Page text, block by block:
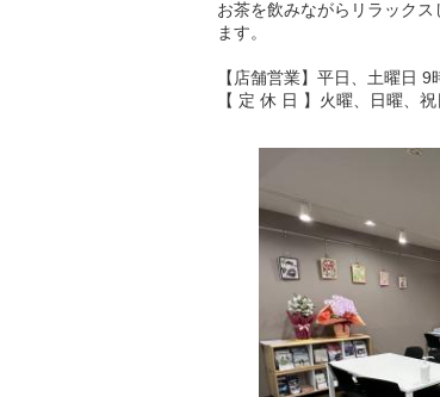
お茶を飲みながらリラック
ます。
【店舗営業】平日、土曜日 9
【 定 休 日 】火曜、日曜、祝